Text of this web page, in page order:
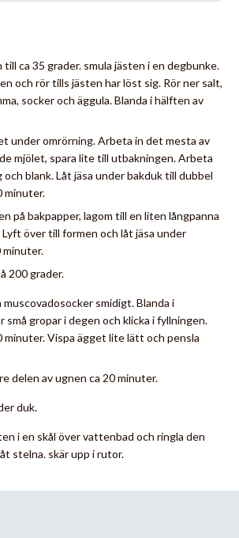
till ca 35 grader. smula jästen i en degbunke.
och rör tills jästen har löst sig. Rör ner salt,
socker och äggula. Blanda i hälften av
under omrörning. Arbeta in det mesta av
mjölet, spara lite till utbakningen. Arbeta
och blank. Låt jäsa under bakduk till dubbel
minuter.
på bakpapper, lagom till en liten långpanna
Lyft över till formen och låt jäsa under
minuter.
200 grader.
muscovadosocker smidigt. Blanda i
små gropar i degen och klicka i fyllningen.
minuter. Vispa ägget lite lätt och pensla
delen av ugnen ca 20 minuter.
duk.
i en skål över vattenbad och ringla den
stelna. skär upp i rutor.